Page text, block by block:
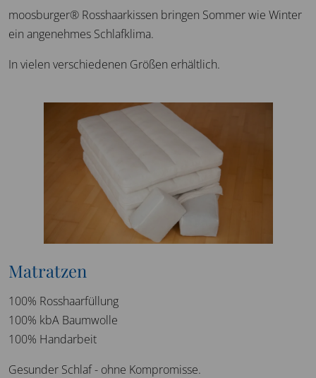
moosburger® Rosshaarkissen bringen Sommer wie Winter
ein angenehmes Schlafklima.
In vielen verschiedenen Größen erhältlich.
Matratzen
100% Rosshaarfüllung
100% kbA Baumwolle
100% Handarbeit
Gesunder Schlaf - ohne Kompromisse.